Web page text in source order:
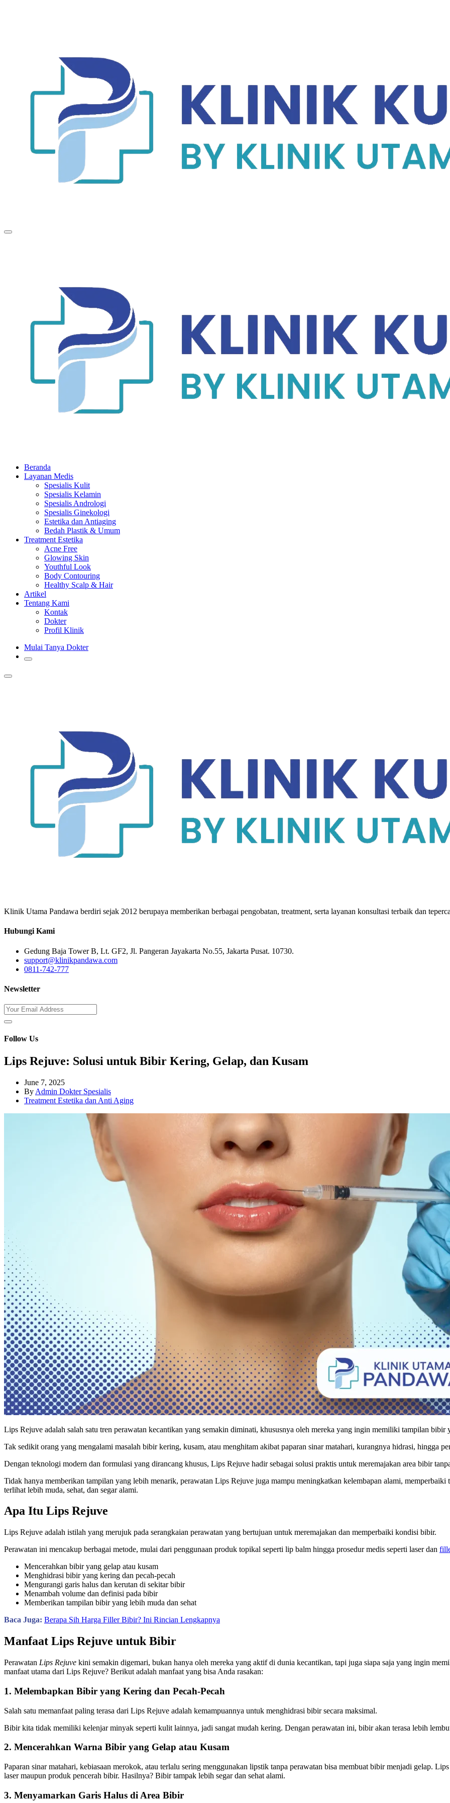
Beranda
Layanan Medis
Spesialis Kulit
Spesialis Kelamin
Spesialis Andrologi
Spesialis Ginekologi
Estetika dan Antiaging
Bedah Plastik & Umum
Treatment Estetika
Acne Free
Glowing Skin
Youthful Look
Body Contouring
Healthy Scalp & Hair
Artikel
Tentang Kami
Kontak
Dokter
Profil Klinik
Mulai Tanya Dokter
Klinik Utama Pandawa berdiri sejak 2012 berupaya memberikan berbagai pengobatan, treatment, serta layanan konsultasi terbaik dan
Hubungi Kami
Gedung Baja Tower B, Lt. GF2, Jl. Pangeran Jayakarta No.55, Jakarta Pusat. 10730.
support@klinikpandawa.com
0811-742-777
Newsletter
Follow Us
Lips Rejuve: Solusi untuk Bibir Kering, Gelap, dan Kusam
June 7, 2025
By Admin Dokter Spesialis
Treatment Estetika dan Anti Aging
Lips Rejuve adalah salah satu tren perawatan kecantikan yang semakin diminati, khususnya oleh mereka yang ingin memiliki tampilan bibir
Tak sedikit orang yang mengalami masalah bibir kering, kusam, atau menghitam akibat paparan sinar matahari, kurangnya hidrasi, hingga
Dengan teknologi modern dan formulasi yang dirancang khusus, Lips Rejuve hadir sebagai solusi praktis untuk meremajakan area bibir
Tidak hanya memberikan tampilan yang lebih menarik, perawatan Lips Rejuve juga mampu meningkatkan kelembapan alami,
terlihat lebih muda, sehat, dan segar alami.
Apa Itu Lips Rejuve
Lips Rejuve adalah istilah yang merujuk pada serangkaian perawatan yang bertujuan untuk meremajakan dan memperbaiki kondisi bibir.
Perawatan ini mencakup berbagai metode, mulai dari penggunaan produk topikal seperti lip balm hingga prosedur medis seperti laser dan
Mencerahkan bibir yang gelap atau kusam
Menghidrasi bibir yang kering dan pecah-pecah
Mengurangi garis halus dan kerutan di sekitar bibir
Menambah volume dan definisi pada bibir
Memberikan tampilan bibir yang lebih muda dan sehat
Baca Juga: Berapa Sih Harga Filler Bibir? Ini Rincian Lengkapnya
Manfaat Lips Rejuve untuk Bibir
Perawatan Lips Rejuve kini semakin digemari, bukan hanya oleh mereka yang aktif di dunia kecantikan, tapi juga siapa saja yang ingin
manfaat utama dari Lips Rejuve? Berikut adalah manfaat yang bisa Anda rasakan:
1. Melembapkan Bibir yang Kering dan Pecah-Pecah
Salah satu memanfaat paling terasa dari Lips Rejuve adalah kemampuannya untuk menghidrasi bibir secara maksimal.
Bibir kita tidak memiliki kelenjar minyak seperti kulit lainnya, jadi sangat mudah kering. Dengan perawatan ini, bibir akan terasa lebih
2. Mencerahkan Warna Bibir yang Gelap atau Kusam
Paparan sinar matahari, kebiasaan merokok, atau terlalu sering menggunakan lipstik tanpa perawatan bisa membuat bibir menjadi gelap.
laser maupun produk pencerah bibir. Hasilnya? Bibir tampak lebih segar dan sehat alami.
3. Menyamarkan Garis Halus di Area Bibir